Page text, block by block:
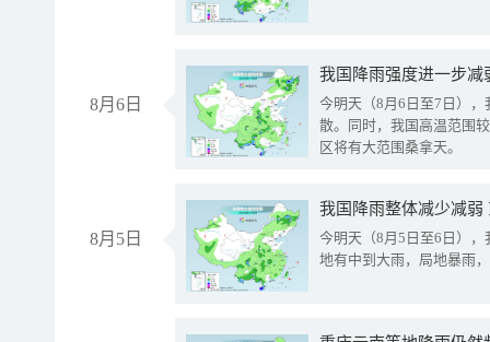
8月6日
今明天（8月6日至7日）
散。同时，我国高温范围
区将有大范围桑拿天。
8月5日
我国降雨整体减少减弱
今明天（8月5日至6日）
地有中到大雨，局地暴雨